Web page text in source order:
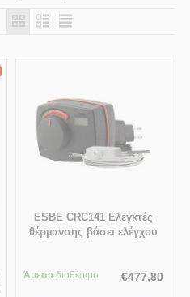
ESBE CRC141 Ελεγκτές
θέρµανσης βάσει ελέγχου
Άμεσα διαθέσιμο €477,80